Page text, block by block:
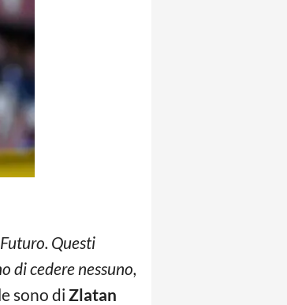
Questi
di cedere nessuno,
sono di Zlatan